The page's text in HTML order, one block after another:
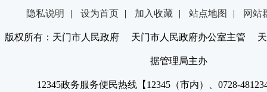
隐私说明 | 设为首页 | 加入收藏 | 站点地图 | 网站
版权所有：天门市人民政府 天门市人民政府办公室主管 天
据管理局主办
12345政务服务便民热线【12345（市内）、0728-